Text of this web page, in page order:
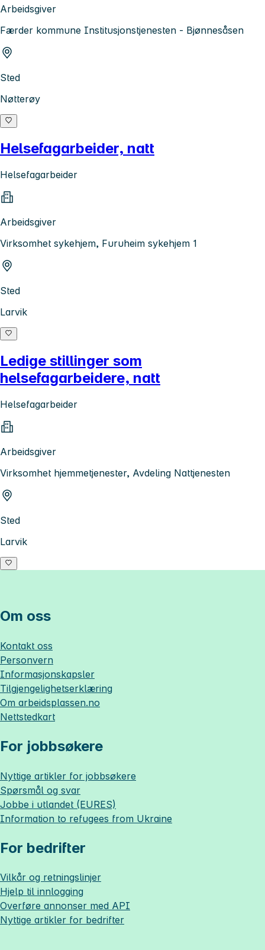
Arbeidsgiver
Færder kommune Institusjonstjenesten - Bjønnesåsen
Sted
Nøtterøy
Helsefagarbeider, natt
Helsefagarbeider
Arbeidsgiver
Virksomhet sykehjem, Furuheim sykehjem 1
Sted
Larvik
Ledige stillinger som
helsefagarbeidere, natt
Helsefagarbeider
Arbeidsgiver
Virksomhet hjemmetjenester, Avdeling Nattjenesten
Sted
Larvik
Om oss
Kontakt oss
Personvern
Informasjonskapsler
Tilgjengelighetserklæring
Om arbeidsplassen.no
Nettstedkart
For jobbsøkere
Nyttige artikler for jobbsøkere
Spørsmål og svar
Jobbe i utlandet (EURES)
Information to refugees from Ukraine
For bedrifter
Vilkår og retningslinjer
Hjelp til innlogging
Overføre annonser med API
Nyttige artikler for bedrifter